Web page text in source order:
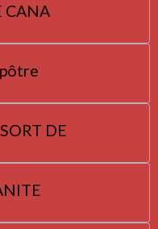
CANA
DE